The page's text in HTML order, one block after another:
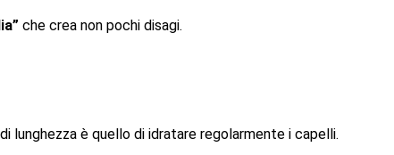
che crea non pochi disagi.
lunghezza è quello di idratare regolarmente i capelli.